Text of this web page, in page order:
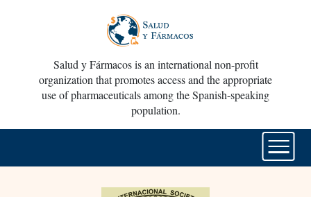
Salud y Fármacos is an international non-profit
organization that promotes access and the appropriate
use of pharmaceuticals among the Spanish-speaking
population.